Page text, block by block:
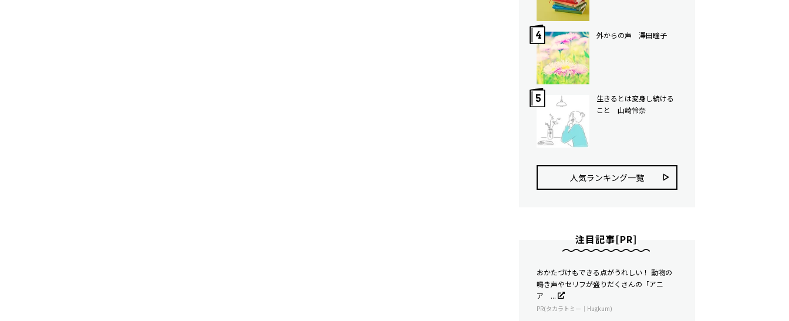
外からの声 澤田瞳子
生きるとは変身し続ける
こと 山崎怜奈
人気ランキング⼀覧
注目記事[PR]
おかたづけもできる点がうれしい！ 動物の
鳴き声やセリフが盛りだくさんの「アニ
ア ...
PR(タカラトミー｜Hugkum)